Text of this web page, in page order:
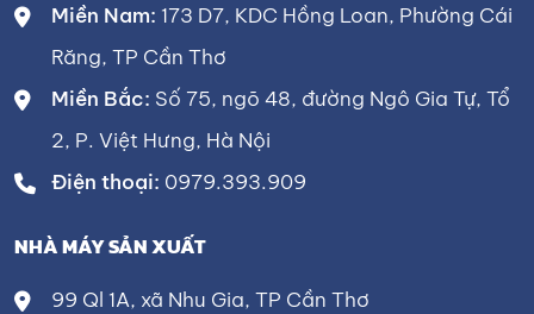
Miền Nam: 173 D7, KDC Hồng Loan, Phường Cái
Răng, TP Cần Thơ
Miền Bắc: Số 75, ngõ 48, đường Ngô Gia Tự, Tổ
2, P. Việt Hưng, Hà Nội
Điện thoại: 0979.393.909
NHÀ MÁY SẢN XUẤT
99 Ql 1A, xã Nhu Gia, TP Cần Thơ